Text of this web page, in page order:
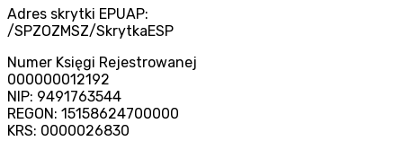
Adres skrytki EPUAP:
/SPZOZMSZ/SkrytkaESP
Numer Księgi Rejestrowanej
000000012192
NIP: 9491763544
REGON: 15158624700000
KRS: 0000026830